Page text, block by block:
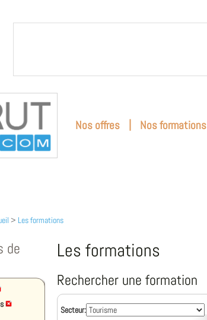
Nos offres | Nos formations
> Les formations
de
Les formations
Rechercher une formation
Secteur: